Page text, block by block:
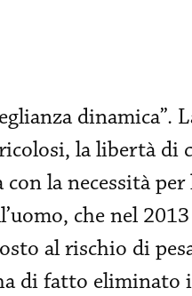
dinamica”.
la libertà di
la necessità
che nel
al rischio di
di fatto